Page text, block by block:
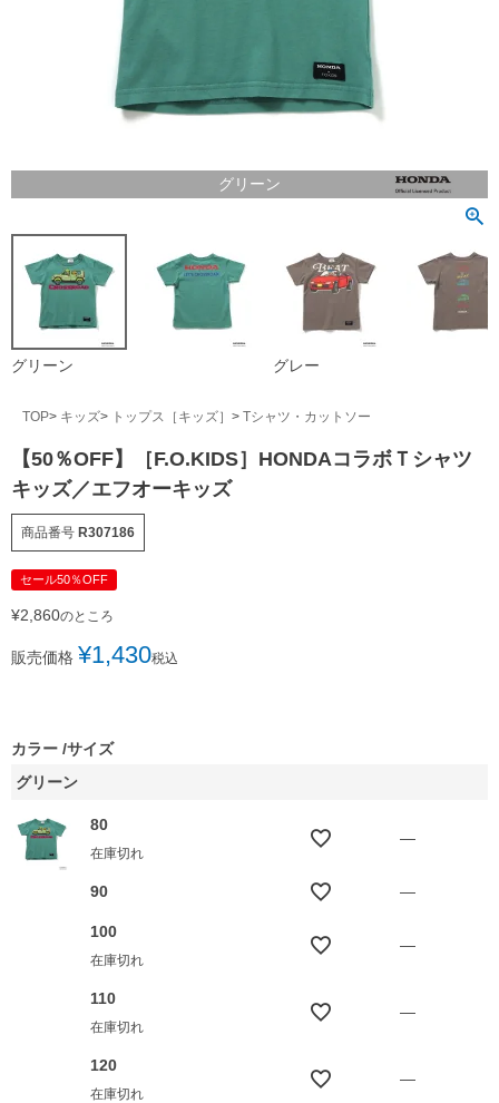
グリーン
グリーン グレー
TOP キッズ トップス［キッズ］ Tシャツ・カットソー
【50％OFF】［F.O.KIDS］HONDAコラボＴシャツ
キッズ／エフオーキッズ
商品番号 R307186
セール50％OFF
¥2,860のところ
販売価格 ¥1,430税込
カラー サイズ
グリーン
80
在庫切れ
—
90 —
100
在庫切れ
—
110
在庫切れ
—
120
在庫切れ
—